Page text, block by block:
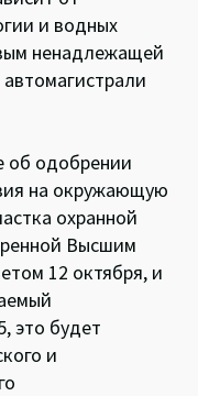
и водных
ненадлежащей
об одобрении
на окружающую
охранной
Высшим
12 октября, и
это будет
и